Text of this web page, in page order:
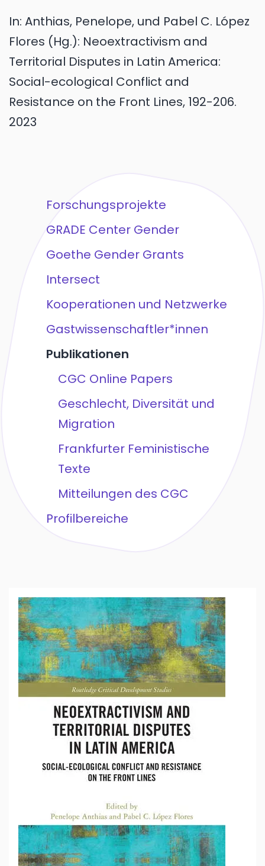
In: Anthias, Penelope, und Pabel C. López
Flores (Hg.): Neoextractivism and
Territorial Disputes in Latin America:
Social-ecological Conflict and
Resistance on the Front Lines, 192-206.
2023
Forschungsprojekte
GRADE Center Gender
Goethe Gender Grants
Intersect
Kooperationen und Netzwerke
Gastwissenschaftler*innen
Publikationen
CGC Online Papers
Geschlecht, Diversität und
Migration
Frankfurter Feministische
Texte
Mitteilungen des CGC
Profilbereiche